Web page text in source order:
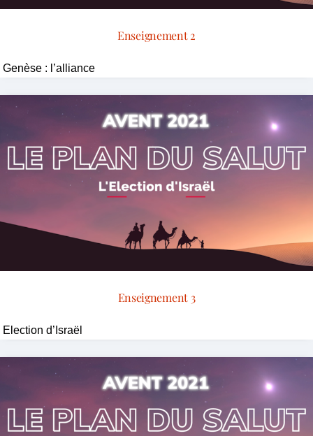
Enseignement 2
Genèse : l’alliance
Enseignement 3
Election d’Israël